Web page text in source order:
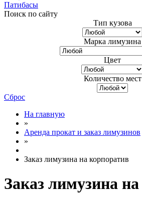
Патибасы
Поиск по сайту
Тип кузова
Марка лимузина
Цвет
Количество мест
Сброс
На главную
»
Аренда прокат и заказ лимузинов
»
Заказ лимузина на корпоратив
Заказ лимузина на